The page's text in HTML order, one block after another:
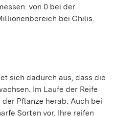
von 0 bei der
bei Chilis.
sich dadurch aus, dass die
Im Laufe der Reife
Pflanze herab. Auch bei
Sorten vor. Ihre reifen